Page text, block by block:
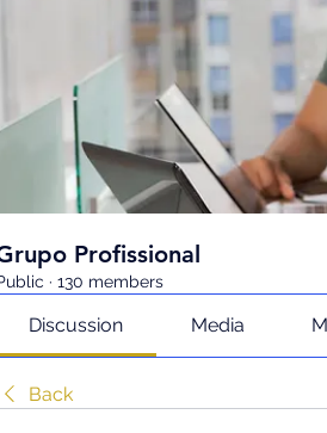
Profissional
· 130 members
Discussion Media
Back